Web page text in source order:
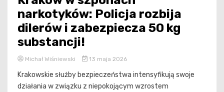
narkotyków: Policja rozbija
dilerów i zabezpiecza 50 kg
substancji!
Michał Wiśniewski 13 maja 2026
Krakowskie służby bezpieczeństwa intensyfikują swoje
działania w związku z niepokojącym wzrostem